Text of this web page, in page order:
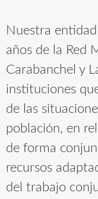
Nuestra
años de la Red
Carabanchel y
instituciones
de las
población, en
de forma
recursos
del trabajo